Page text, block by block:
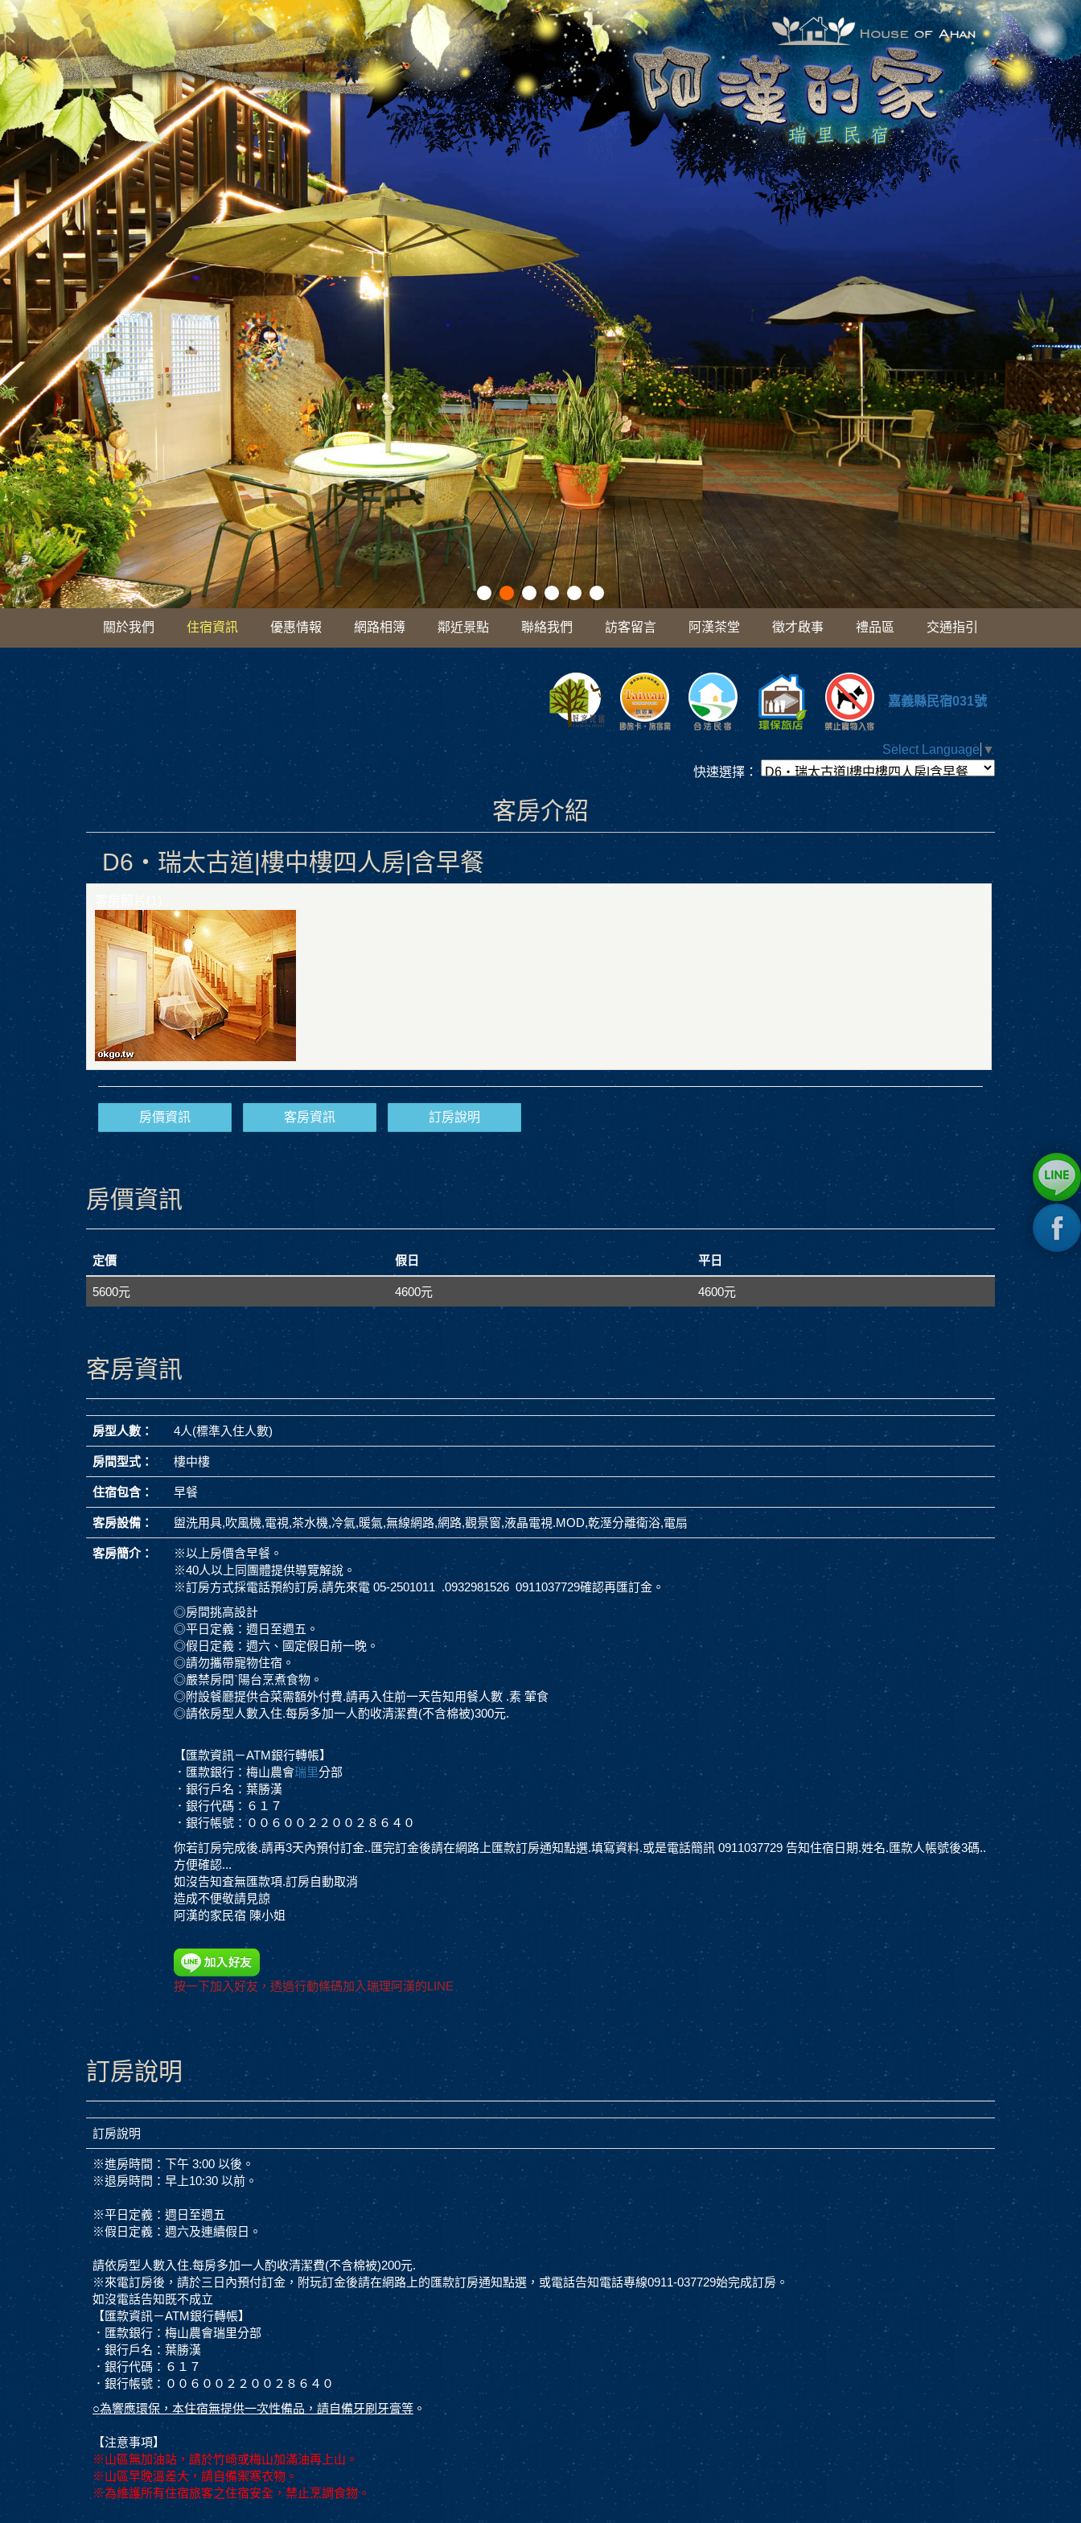
關於我們 住宿資訊 優惠情報 網路相簿 鄰近景點 聯絡我們 訪客留言 阿漢茶堂 徵才啟事 禮品區 交通指引
嘉義縣民宿031號
Select Language ▼
快速選擇：
客房介紹
D6‧瑞太古道|樓中樓四人房|含早餐
房價資訊 客房資訊 訂房說明
房價資訊
定價 假日 平日
5600元 4600元 4600元
客房資訊
房型人數： 4人(標準入住人數)
房間型式： 樓中樓
住宿包含： 早餐
客房設備： 盥洗用具,吹風機,電視,茶水機,冷氣,暖氣,無線網路,網路,觀景窗,液晶電視.MOD,乾溼分離衛浴,電扇
客房簡介：
※以上房價含早餐。
※40人以上同團體提供導覽解說。
※訂房方式採電話預約訂房,請先來電 05-2501011 .0932981526 0911037729確認再匯訂金。
◎房間挑高設計
◎平日定義：週日至週五。
◎假日定義：週六、國定假日前一晚。
◎請勿攜帶寵物住宿。
◎嚴禁房間ˋ陽台烹煮食物。
◎附設餐廳提供合菜需額外付費.請再入住前一天告知用餐人數 .素 葷食
◎請依房型人數入住.每房多加一人酌收清潔費(不含棉被)300元.
【匯款資訊－ATM銀行轉帳】
．匯款銀行：梅山農會瑞里分部
．銀行戶名：葉勝漢
．銀行代碼：６１７
．銀行帳號：００６００２２００２８６４０
你若訂房完成後.請再3天內預付訂金..匯完訂金後請在網路上匯款訂房通知點選.填寫資料.或是電話簡訊 0911037729 告知住宿日期.姓名.匯款人帳號後3碼..
方便確認...
如沒告知査無匯款項.訂房自動取消
造成不便敬請見諒
阿漢的家民宿 陳小姐
按一下加入好友，透過行動條碼加入瑞理阿漢的LINE
訂房說明
訂房說明
※進房時間：下午 3:00 以後。
※退房時間：早上10:30 以前。
※平日定義：週日至週五
※假日定義：週六及連續假日。
請依房型人數入住.每房多加一人酌收清潔費(不含棉被)200元.
※來電訂房後，請於三日內預付訂金，附玩訂金後請在網路上的匯款訂房通知點選，或電話告知電話專線0911-037729始完成訂房。
如沒電話告知既不成立
【匯款資訊－ATM銀行轉帳】
．匯款銀行：梅山農會瑞里分部
．銀行戶名：葉勝漢
．銀行代碼：６１７
．銀行帳號：００６００２２００２８６４０
○為響應環保，本住宿無提供一次性備品，請自備牙刷牙膏等 。
【注意事項】
※山區無加油站，請於竹崎或梅山加滿油再上山。
※山區早晚溫差大，請自備禦寒衣物。
※為維護所有住宿旅客之住宿安全，禁止烹調食物。